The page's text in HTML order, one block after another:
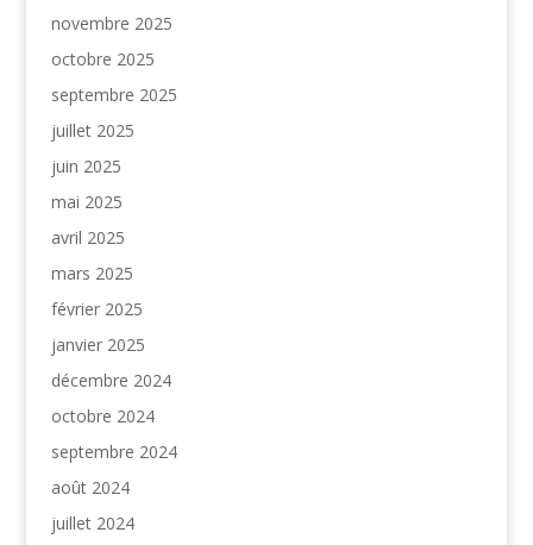
novembre 2025
octobre 2025
septembre 2025
juillet 2025
juin 2025
mai 2025
avril 2025
mars 2025
février 2025
janvier 2025
décembre 2024
octobre 2024
septembre 2024
août 2024
juillet 2024